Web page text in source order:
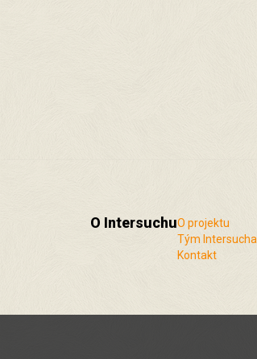
O IntersuchuO projektu
Tým Intersucha
Kontakt